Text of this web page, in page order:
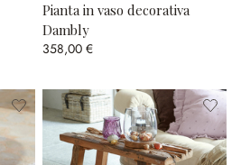
Pianta in vaso decorativa
Dambly
358,00 €